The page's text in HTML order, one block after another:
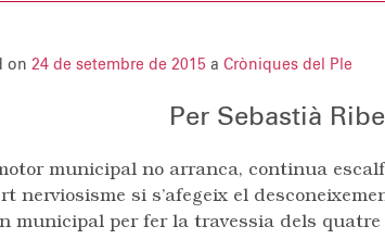
on 24 de setembre de 2015 a Cròniques del Ple
Per Sebastià
municipal no arranca, continua
nerviosisme si s’afegeix el
municipal per fer la travessia dels